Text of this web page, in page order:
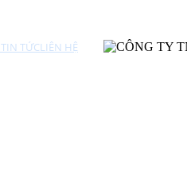
TIN TỨCLIÊN HỆ